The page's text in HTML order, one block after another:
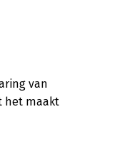
van
het maakt